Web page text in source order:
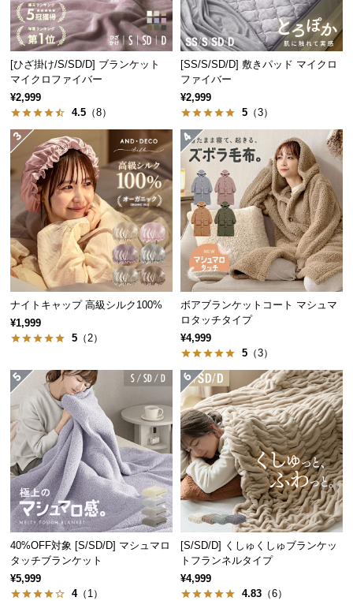
中
型
商
品
の
配
送
に
つ
い
て
小
型
商
品
送
つ
て
開
梱
設
置
サ
ー
ビ
に
[ひざ掛け/S/SD/D] ブランケット
マイクロファイバー
¥2,999
4.5 （8）
[SS/S/SD/D] 敷きパッド マイクロ
ファイバー
¥2,999
5 （3）
ナイトキャップ 高級シルク100%
¥1,999
5 （2）
ボアブランケットコート マシュマ
ロタッチタイプ
¥4,999
5 （3）
40%OFF対象 [S/SD/D] マシュマロ
タッチブランケット
¥5,999
4（1）
[S/SD/D] くしゅくしゅブランケッ
トフランネルタイプ
¥4,999
4.83 （6）